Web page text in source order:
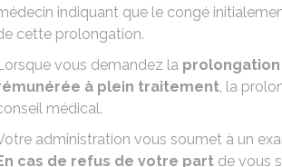
indiquant que le congé
cette prolongation.
vous demandez la prolongation
à plein traitement, la
médical.
administration vous soumet à un
cas de refus de votre part de vous